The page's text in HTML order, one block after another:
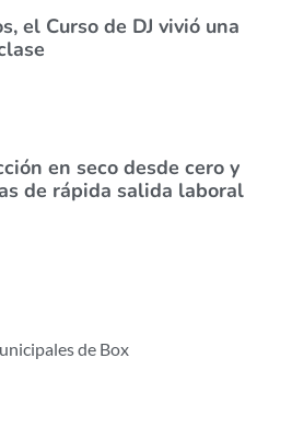
el Curso de DJ vivió una
en seco desde cero y
de rápida salida laboral
de Box